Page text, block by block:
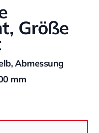
Größe
Abmessung
mm